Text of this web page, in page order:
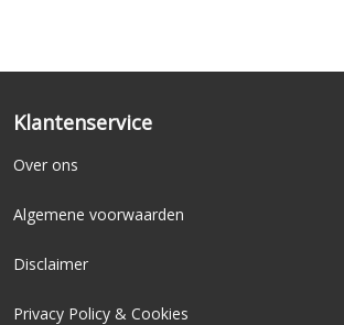
Klantenservice
Over ons
Algemene voorwaarden
Disclaimer
Privacy Policy & Cookies